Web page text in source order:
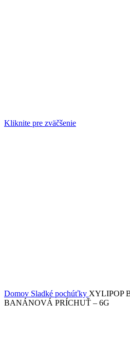
Kliknite pre zväčšenie
Domov Sladké pochúťky XYLIPOP
BANÁNOVÁ PRÍCHUŤ – 6G